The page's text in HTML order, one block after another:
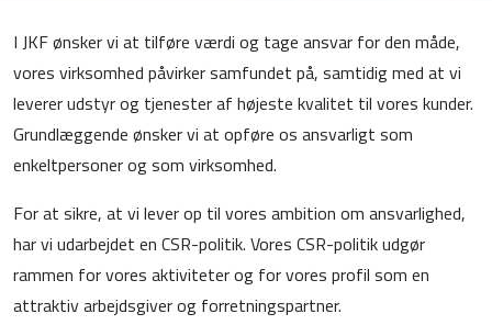
I JKF ønsker vi at tilføre værdi og tage ansvar for den måde,
vores virksomhed påvirker samfundet på, samtidig med at vi
leverer udstyr og tjenester af højeste kvalitet til vores kunder.
Grundlæggende ønsker vi at opføre os ansvarligt som
enkeltpersoner og som virksomhed.
For at sikre, at vi lever op til vores ambition om ansvarlighed,
har vi udarbejdet en CSR-politik. Vores CSR-politik udgør
rammen for vores aktiviteter og for vores profil som en
attraktiv arbejdsgiver og forretningspartner.